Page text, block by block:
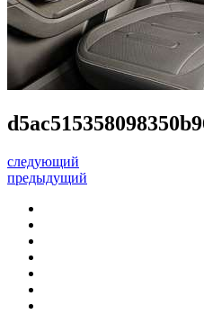
следующий
предыдущий